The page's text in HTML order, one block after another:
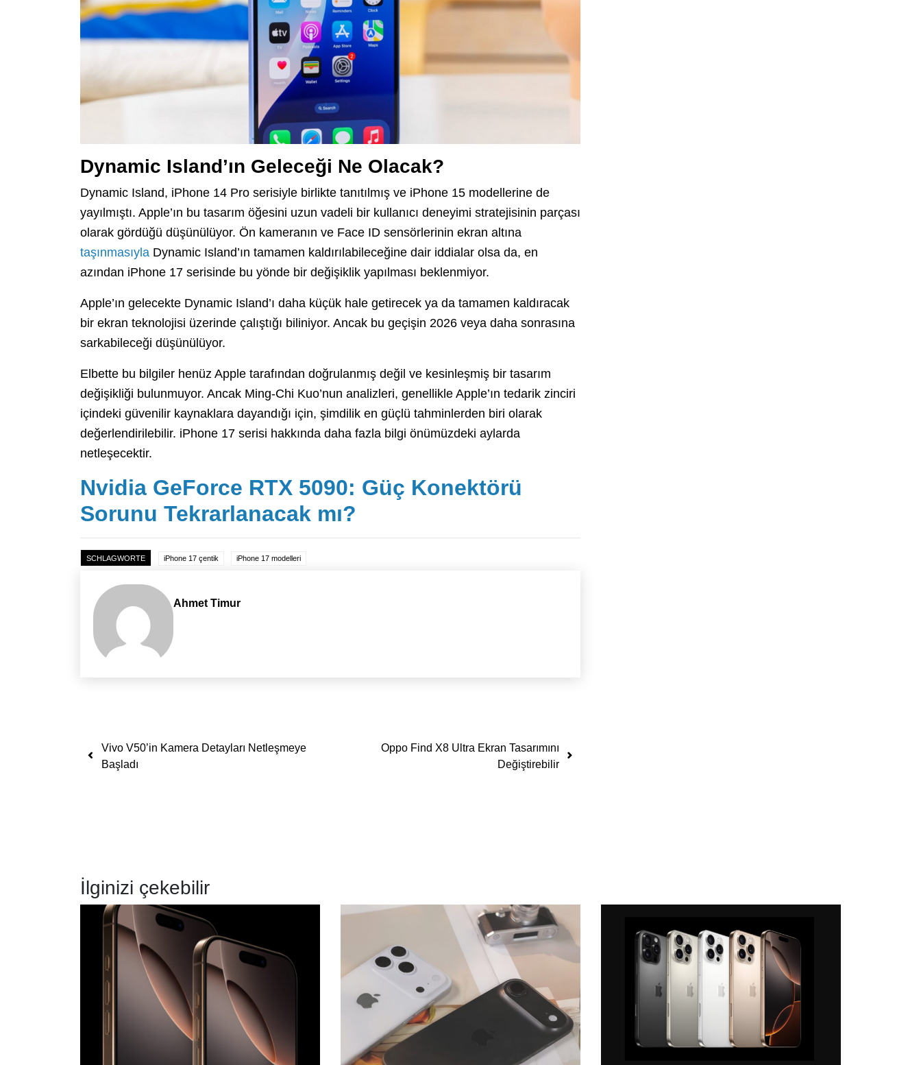
Dynamic Island’ın Geleceği Ne Olacak?
Dynamic Island, iPhone 14 Pro serisiyle birlikte tanıtılmış ve iPhone 15 modellerine de
yayılmıştı. Apple’ın bu tasarım öğesini uzun vadeli bir kullanıcı deneyimi stratejisinin parçası
olarak gördüğü düşünülüyor. Ön kameranın ve Face ID sensörlerinin ekran altına
taşınmasıyla Dynamic Island’ın tamamen kaldırılabileceğine dair iddialar olsa da, en
azından iPhone 17 serisinde bu yönde bir değişiklik yapılması beklenmiyor.
Apple’ın gelecekte Dynamic Island’ı daha küçük hale getirecek ya da tamamen kaldıracak
bir ekran teknolojisi üzerinde çalıştığı biliniyor. Ancak bu geçişin 2026 veya daha sonrasına
sarkabileceği düşünülüyor.
Elbette bu bilgiler henüz Apple tarafından doğrulanmış değil ve kesinleşmiş bir tasarım
değişikliği bulunmuyor. Ancak Ming-Chi Kuo’nun analizleri, genellikle Apple’ın tedarik zinciri
içindeki güvenilir kaynaklara dayandığı için, şimdilik en güçlü tahminlerden biri olarak
değerlendirilebilir. iPhone 17 serisi hakkında daha fazla bilgi önümüzdeki aylarda
netleşecektir.
Nvidia GeForce RTX 5090: Güç Konektörü
Sorunu Tekrarlanacak mı?
SCHLAGWORTE iPhone 17 çentik iPhone 17 modelleri
Ahmet Timur
Yazı dolaşımı
Vivo V50’in Kamera Detayları Netleşmeye
Başladı
Oppo Find X8 Ultra Ekran Tasarımını
Değiştirebilir
İlginizi çekebilir